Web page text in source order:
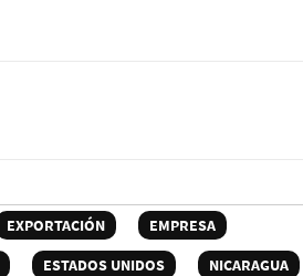
EXPORTACIÓN
EMPRESA
ESTADOS UNIDOS NICARAGUA